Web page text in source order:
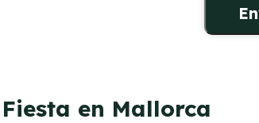
en Mallorca